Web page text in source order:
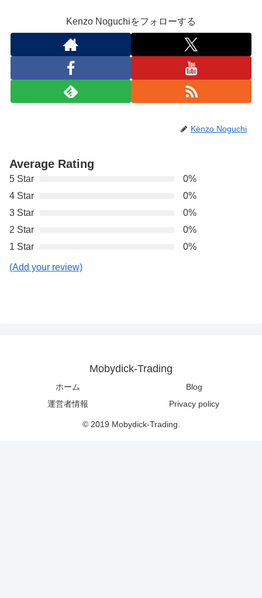
Kenzo Noguchiをフォローする
Kenzo Noguchi
Average Rating
5 Star
0%
4 Star
0%
3 Star
0%
2 Star
0%
1 Star
0%
(Add your review)
Mobydick-Trading
ホーム
Blog
運営者情報
Privacy policy
© 2019 Mobydick-Trading.